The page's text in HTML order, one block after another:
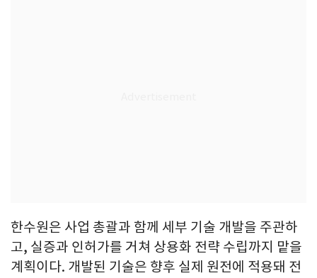
한수원은 사업 총괄과 함께 세부 기술 개발을 주관하
고, 실증과 인허가를 거쳐 상용화 전략 수립까지 맡을
계획이다. 개발된 기술은 향후 실제 원전에 적용돼 전